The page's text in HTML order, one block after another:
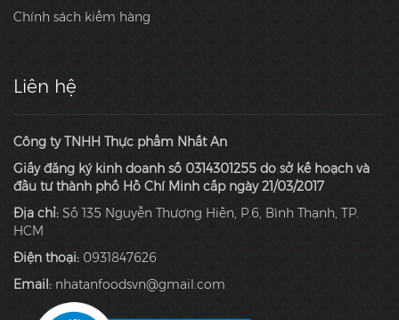
Chính sách kiểm hàng
Liên hệ
Công ty TNHH Thực phẩm Nhất An
Giấy đăng ký kinh doanh số 0314301255 do sở kế hoạch và
đầu tư thành phố Hồ Chí Minh cấp ngày 21/03/2017
Địa chỉ: Số 135 Nguyễn Thượng Hiền, P.6, Bình Thạnh, TP.
HCM
Điện thoại: 0931847626
Email: nhatanfoodsvn@gmail.com